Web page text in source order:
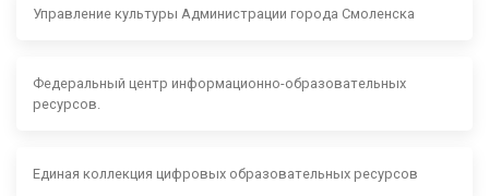
Управление культуры Администрации города Смоленска
Федеральный центр информационно-образовательных
ресурсов.
Единая коллекция цифровых образовательных ресурсов